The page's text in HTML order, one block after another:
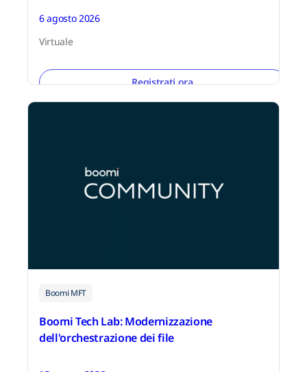
6 agosto 2026
Virtuale
Registrati ora
Boomi MFT
Boomi Tech Lab: Modernizzazione
dell'orchestrazione dei file